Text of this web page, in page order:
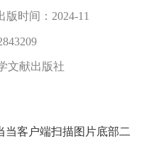
时间：2024-11
文献出版社
当客户端扫描图片底部二